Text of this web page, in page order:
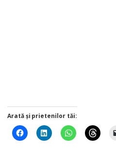
Arată și prietenilor tăi: